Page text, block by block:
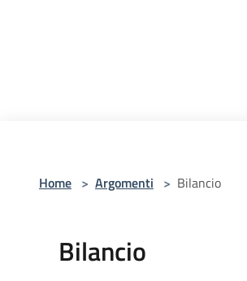
Home > Argomenti > Bilancio
Bilancio